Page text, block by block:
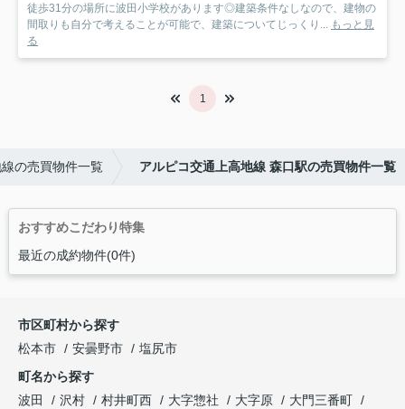
徒歩31分の場所に波田小学校があります◎建築条件なしなので、建物の
間取りも自分で考えることが可能で、建築についてじっくり... もっと見
る
1
の売買物件一覧 アルピコ交通上高地線 森口駅の売買物件一覧
おすすめこだわり特集
最近の成約物件(0件)
市区町村から探す
松本市
安曇野市
塩尻市
町名から探す
波田
沢村 村井町西 大字惣社 大字原
大門三番町